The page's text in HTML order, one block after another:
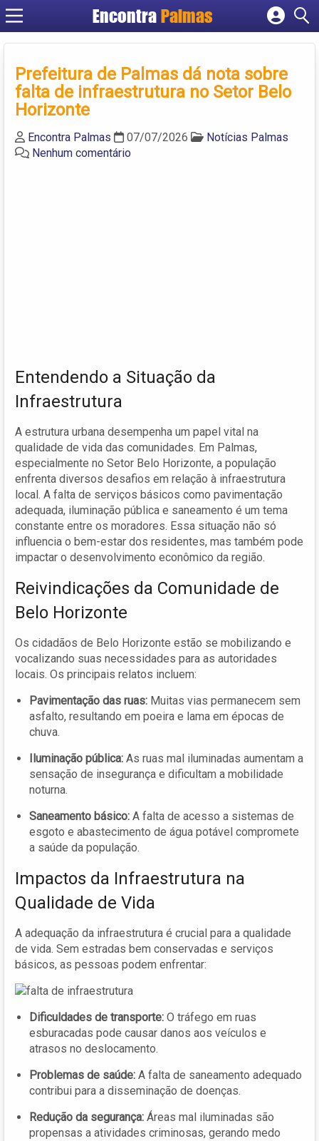
Encontra Palmas
Cadastrar empresa
Criar conta
Prefeitura de Palmas dá nota sobre
falta de infraestrutura no Setor Belo
Horizonte
Encontra Palmas 07/07/2026
Notícias Palmas
Nenhum comentário
Entendendo a Situação da
Infraestrutura
A estrutura urbana desempenha um papel vital na
qualidade de vida das comunidades. Em Palmas,
especialmente no Setor Belo Horizonte, a população
enfrenta diversos desafios em relação à infraestrutura
local. A falta de serviços básicos como pavimentação
adequada, iluminação pública e saneamento é um tema
constante entre os moradores. Essa situação não só
influencia o bem-estar dos residentes, mas também pode
impactar o desenvolvimento econômico da região.
Reivindicações da Comunidade de
Belo Horizonte
Os cidadãos de Belo Horizonte estão se mobilizando e
vocalizando suas necessidades para as autoridades
locais. Os principais relatos incluem:
Pavimentação das ruas: Muitas vias permanecem sem
asfalto, resultando em poeira e lama em épocas de
chuva.
Iluminação pública: As ruas mal iluminadas aumentam a
sensação de insegurança e dificultam a mobilidade
noturna.
Saneamento básico: A falta de acesso a sistemas de
esgoto e abastecimento de água potável compromete
a saúde da população.
Impactos da Infraestrutura na
Qualidade de Vida
A adequação da infraestrutura é crucial para a qualidade
de vida. Sem estradas bem conservadas e serviços
básicos, as pessoas podem enfrentar:
Dificuldades de transporte: O tráfego em ruas
esburacadas pode causar danos aos veículos e
atrasos no deslocamento.
Problemas de saúde: A falta de saneamento adequado
contribui para a disseminação de doenças.
Redução da segurança: Áreas mal iluminadas são
propensas a atividades criminosas, gerando medo